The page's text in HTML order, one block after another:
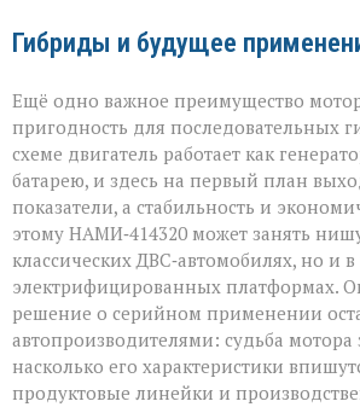
Гибриды и будущее
Ещё одно важное преимущество
пригодность для последовательных
схеме двигатель работает как
батарею, и здесь на первый план
показатели, а стабильность и
этому НАМИ‑414320 может занять
классических ДВС‑автомобилях, но и
электрифицированных платформах.
решение о серийном применении
автопроизводителями: судьба мотора
насколько его характеристики
продуктовые линейки и